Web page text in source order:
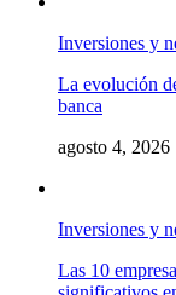
Inversiones y
La evolución
banca
agosto 4, 2026
Inversiones y
Las 10